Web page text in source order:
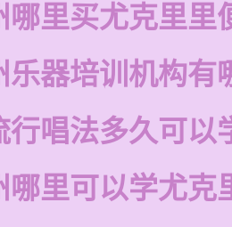
哪里买尤克里里
乐器培训机构有
行唱法多久可以
哪里可以学尤克